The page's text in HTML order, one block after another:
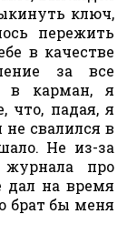
ключ,
пережить
в качестве
за все
в карман, я
что, падая, я
свалился в
Не из-за
журнала про
дал на время
брат бы меня